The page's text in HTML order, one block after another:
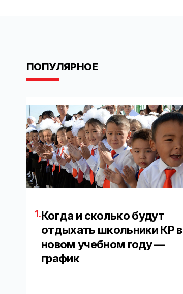
ПОПУЛЯРНОЕ
1.Когда и сколько будут
отдыхать школьники КР в
новом учебном году —
график